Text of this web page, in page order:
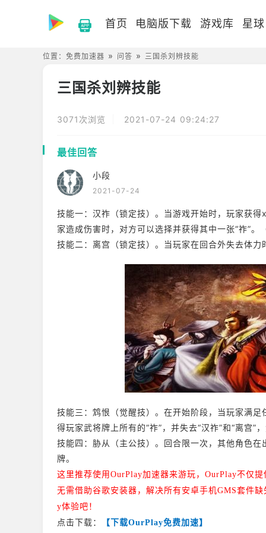
首页 电脑版下载 游戏库 星球
位置： 免费加速器 问答 三国杀刘辨技能
三国杀刘辨技能
3071次浏览 2021-07-24 09:24:27
最佳回答
小段
2021-07-24
技能一：汉祚（锁定技）。当游戏开始时，玩家获
家造成伤害时，对方可以选择并获得其中一张“祚”。
技能二：离宫（锁定技）。当玩家在回合外失去体
技能三：鸩恨（觉醒技）。在开始阶段，当玩家满
得玩家武将牌上所有的“祚”，并失去“汉祚”和“离宫”
技能四：胁从（主公技）。回合限一次，其他角色
牌。
这里推荐使用OurPlay加速器来游玩， OurPlay不仅
无需借助谷歌安装器，解决所有安卓手机GMS套件
y体验吧！
点击下载：
【下载OurPlay免费加速】